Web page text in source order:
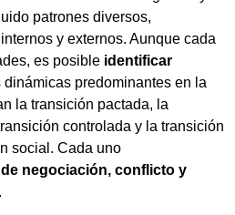
patrones diversos,
y externos. Aunque cada
es posible identificar
predominantes en la
la transición pactada, la
controlada y la transición
social. Cada uno
negociación, conflicto y
.